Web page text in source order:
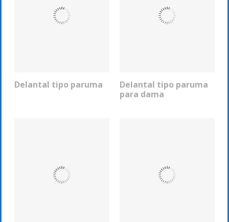
Delantal tipo paruma
COTIZAR
Delantal tipo paruma
para dama
COTIZAR